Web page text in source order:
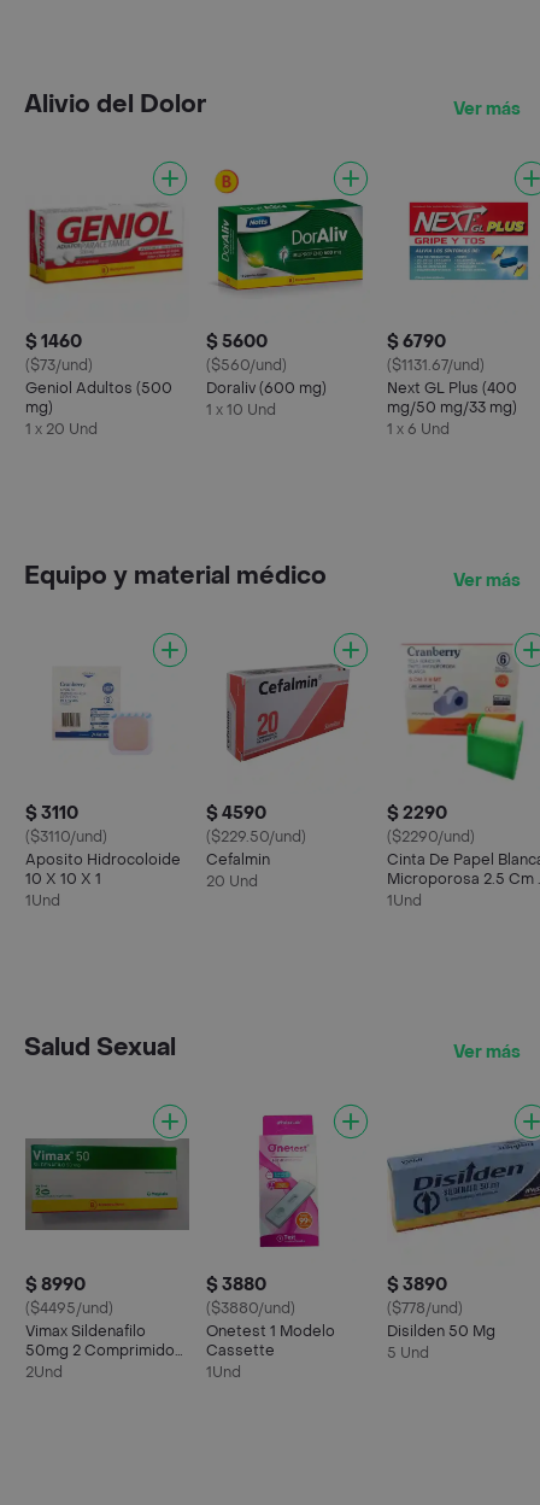
Alivio del Dolor Ver más
$ 1460
($73/und)
Geniol Adultos (500
mg)
1 x 20 Und
$ 5600
($560/und)
Doraliv (600 mg)
1 x 10 Und
$ 6790
($1131.67/und)
Next GL Plus (400
mg/50 mg/33 mg)
1 x 6 Und
Equipo y material médico Ver más
$ 3110
($3110/und)
Aposito Hidrocoloide
10 X 10 X 1
1Und
$ 4590
($229.50/und)
Cefalmin
20 Und
$ 2290
($2290/und)
Cinta De Papel
Microporosa 2.5 Cm
9 Mt
1Und
Salud Sexual Ver más
$ 8990
($4495/und)
Vimax Sildenafilo
50mg 2 Comprimidos
Masticables
2Und
$ 3880
($3880/und)
Onetest 1 Modelo
Cassette
1Und
$ 3890
($778/und)
Disilden 50 Mg
5 Und